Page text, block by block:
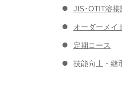
JIS･OTIT溶接
オーダーメイ
定期コース
技能向上・継